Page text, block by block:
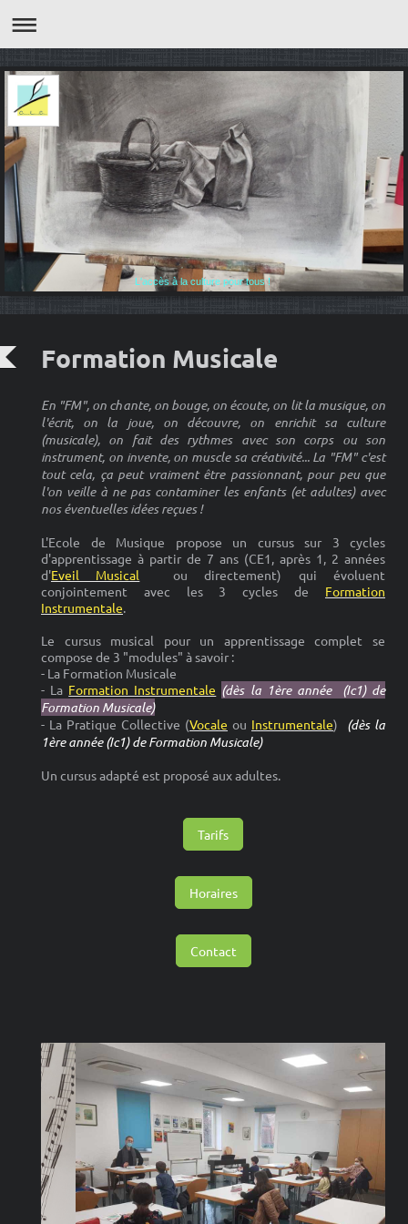
L'accès à la culture pour tous !
Formation Musicale
En "FM", on chante, on bouge, on écoute, on lit la musique, on
l'écrit, on la joue, on découvre, on enrichit sa culture
(musicale), on fait des rythmes avec son corps ou son
instrument, on invente, on muscle sa créativité... La "FM" c'est
tout cela, ça peut vraiment être passionnant, pour peu que
l'on veille à ne pas contaminer les enfants (et adultes) avec
nos éventuelles idées reçues !
L'Ecole de Musique propose un cursus sur 3 cycles
d'apprentissage à partir de 7 ans (CE1, après 1, 2 années
d'Eveil Musical ou directement) qui évoluent
conjointement avec les 3 cycles de Formation
Instrumentale.
Le cursus musical pour un apprentissage complet se
compose de 3 "modules" à savoir :
- La Formation Musicale
- La Formation Instrumentale (dès la 1ère année (Ic1) de
Formation Musicale)
- La Pratique Collective (Vocale ou Instrumentale) (dès la
1ère année (Ic1) de Formation Musicale)
Un cursus adapté est proposé aux adultes.
Tarifs
Horaires
Contact